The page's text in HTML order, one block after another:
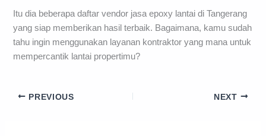
Itu dia beberapa daftar vendor jasa epoxy lantai di Tangerang
yang siap memberikan hasil terbaik. Bagaimana, kamu sudah
tahu ingin menggunakan layanan kontraktor yang mana untuk
mempercantik lantai propertimu?
PREVIOUS NEXT